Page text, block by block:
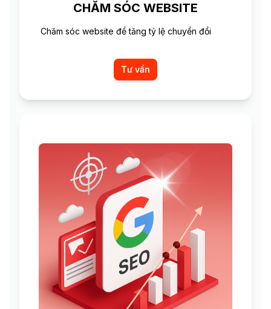
CHĂM SÓC WEBSITE
Chăm sóc website để tăng tỷ lệ chuyển đổi
Tư vấn